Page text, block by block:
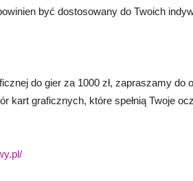
być dostosowany do Twoich
do gier za 1000 zł, zapraszamy do
kart graficznych, które spełnią Twoje